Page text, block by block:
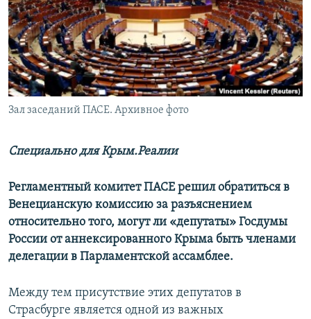
ПОБЕДИТЕЛЕЙ НЕ СУДЯТ?
КРЫМ.НЕПОКОРЕННЫЙ
ELIFBE
УКРАИНСКАЯ ПРОБЛЕМА КРЫМА
ПРИСОЕДИНЯЙТЕСЬ!
Все сайты RFE/RL
Зал заседаний ПАСЕ. Архивное фото
Специально для Крым.Реалии
Регламентный комитет ПАСЕ решил обратиться в
Венецианскую комиссию за разъяснением
относительно того, могут ли «депутаты» Госдумы
России от аннексированного Крыма быть членами
делегации в Парламентской ассамблее.
Между тем присутствие этих депутатов в
Страсбурге является одной из важных